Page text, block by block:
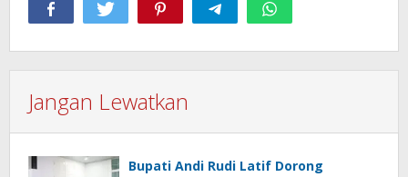
Jangan Lewatkan
Bupati Andi Rudi Latif Dorong